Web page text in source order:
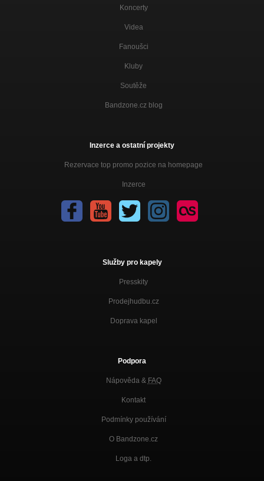
Koncerty
Videa
Fanoušci
Kluby
Soutěže
Bandzone.cz blog
Inzerce a ostatní projekty
Rezervace top promo pozice na homepage
Inzerce
Služby pro kapely
Presskity
Prodejhudbu.cz
Doprava kapel
Podpora
Nápověda & FAQ
Kontakt
Podmínky používání
O Bandzone.cz
Loga a dtp.